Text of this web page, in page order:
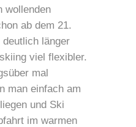
wollenden
ab dem 21.
länger
viel flexibler.
mal
man einfach am
und Ski
im warmen